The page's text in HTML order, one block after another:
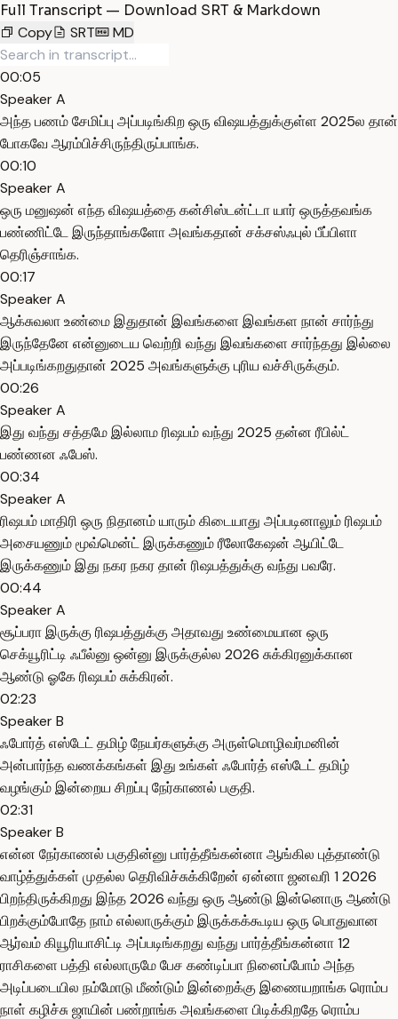
Full Transcript — Download SRT & Markdown
Copy
SRT MD
00:05
Speaker A
அந்த பணம் சேமிப்பு அப்படிங்கிற ஒரு விஷயத்துக்குள்ள 2025ல தான்
போகவே ஆரம்பிச்சிருந்திருப்பாங்க.
00:10
Speaker A
ஒரு மனுஷன் எந்த விஷயத்தை கன்சிஸ்டன்ட்டா யார் ஒருத்தவங்க
பண்ணிட்டே இருந்தாங்களோ அவங்கதான் சக்சஸ்ஃபுல் பீப்பிளா
தெரிஞ்சாங்க.
00:17
Speaker A
ஆக்சுவலா உண்மை இதுதான் இவங்களை இவங்கள நான் சார்ந்து
இருந்தேனே என்னுடைய வெற்றி வந்து இவங்களை சார்ந்தது இல்லை
அப்படிங்கறதுதான் 2025 அவங்களுக்கு புரிய வச்சிருக்கும்.
00:26
Speaker A
இது வந்து சத்தமே இல்லாம ரிஷபம் வந்து 2025 தன்ன ரீபில்ட்
பண்ணன ஃபேஸ்.
00:34
Speaker A
ரிஷபம் மாதிரி ஒரு நிதானம் யாரும் கிடையாது அப்படினாலும் ரிஷபம்
அசையணும் மூவ்மென்ட் இருக்கணும் ரீலோகேஷன் ஆயிட்டே
இருக்கணும் இது நகர நகர தான் ரிஷபத்துக்கு வந்து பவரே.
00:44
Speaker A
சூப்பரா இருக்கு ரிஷபத்துக்கு அதாவது உண்மையான ஒரு
செக்யூரிட்டி ஃபீல்னு ஒன்னு இருக்குல்ல 2026 சுக்கிரனுக்கான
ஆண்டு ஓகே ரிஷபம் சுக்கிரன்.
02:23
Speaker B
ஃபோர்த் எஸ்டேட் தமிழ் நேயர்களுக்கு அருள்மொழிவர்மனின்
அன்பார்ந்த வணக்கங்கள் இது உங்கள் ஃபோர்த் எஸ்டேட் தமிழ்
வழங்கும் இன்றைய சிறப்பு நேர்காணல் பகுதி.
02:31
Speaker B
என்ன நேர்காணல் பகுதின்னு பார்த்தீங்கன்னா ஆங்கில புத்தாண்டு
வாழ்த்துக்கள் முதல்ல தெரிவிச்சுக்கிறேன் ஏன்னா ஜனவரி 1 2026
பிறந்திருக்கிறது இந்த 2026 வந்து ஒரு ஆண்டு இன்னொரு ஆண்டு
பிறக்கும்போதே நாம் எல்லாருக்கும் இருக்கக்கூடிய ஒரு பொதுவான
ஆர்வம் கியூரியாசிட்டி அப்படிங்கறது வந்து பார்த்தீங்கன்னா 12
ராசிகளை பத்தி எல்லாருமே பேச கண்டிப்பா நினைப்போம் அந்த
அடிப்படையில நம்மோடு மீண்டும் இன்றைக்கு இணையறாங்க ரொம்ப
நாள் கழிச்சு ஜாயின் பண்றாங்க அவங்களை பிடிக்கிறதே ரொம்ப